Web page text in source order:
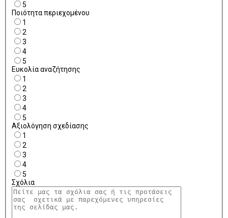
5
Ποιότητα περιεχομένου
1
2
3
4
5
Ευκολία αναζήτησης
1
2
3
4
5
Αξιολόγηση σχεδίασης
1
2
3
4
5
Σχόλια